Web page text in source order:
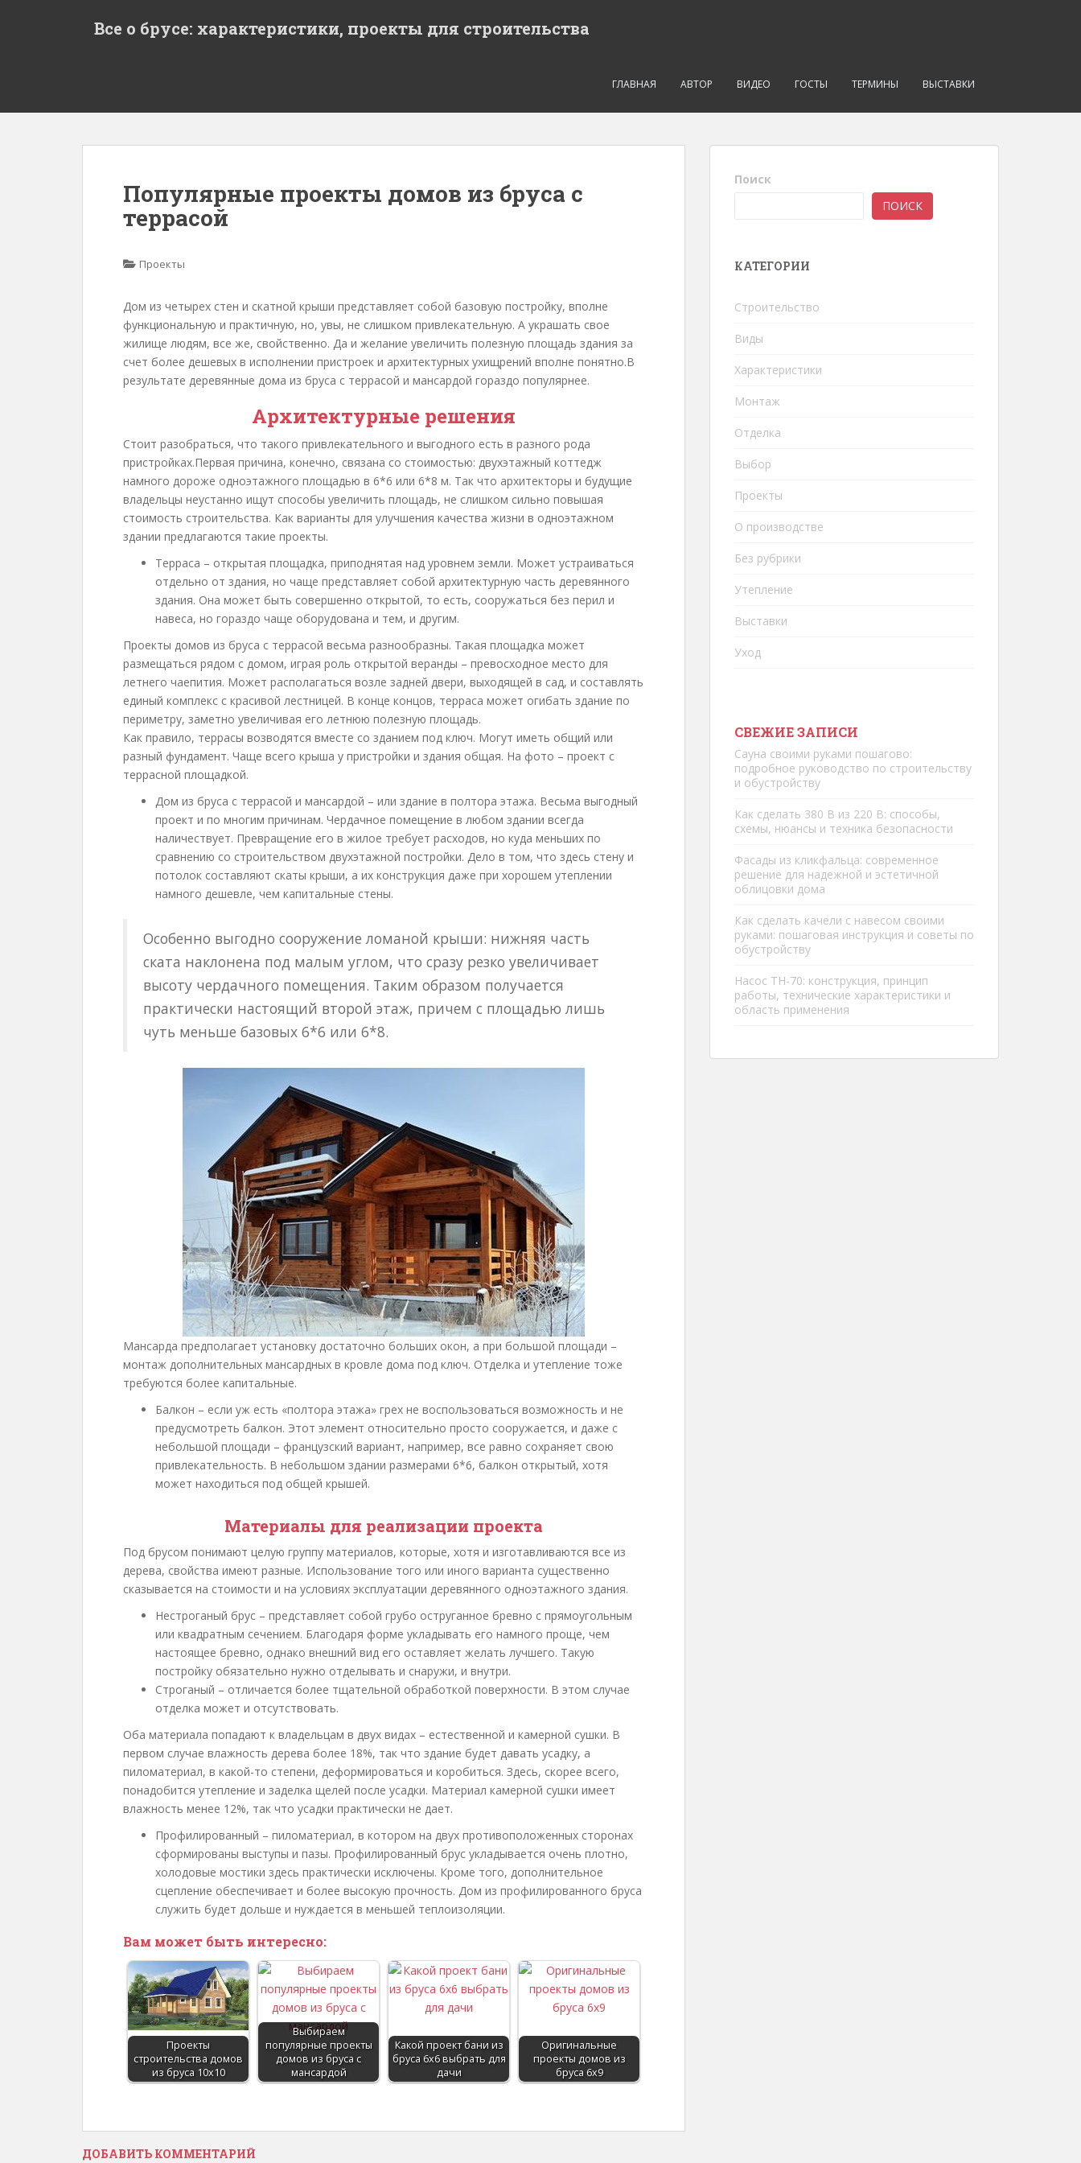
Все о брусе: характеристики, проекты для строительства
ГЛАВНАЯ АВТОР ВИДЕО ГОСТЫ ТЕРМИНЫ ВЫСТАВКИ
Популярные проекты домов из бруса с
террасой
Проекты
Дом из четырех стен и скатной крыши представляет собой базовую постройку, вполне
функциональную и практичную, но, увы, не слишком привлекательную. А украшать свое
жилище людям, все же, свойственно. Да и желание увеличить полезную площадь здания за
счет более дешевых в исполнении пристроек и архитектурных ухищрений вполне понятно.В
результате деревянные дома из бруса с террасой и мансардой гораздо популярнее.
Архитектурные решения
Стоит разобраться, что такого привлекательного и выгодного есть в разного рода
пристройках.Первая причина, конечно, связана со стоимостью: двухэтажный коттедж
намного дороже одноэтажного площадью в 6*6 или 6*8 м. Так что архитекторы и будущие
владельцы неустанно ищут способы увеличить площадь, не слишком сильно повышая
стоимость строительства. Как варианты для улучшения качества жизни в одноэтажном
здании предлагаются такие проекты.
Терраса – открытая площадка, приподнятая над уровнем земли. Может устраиваться
отдельно от здания, но чаще представляет собой архитектурную часть деревянного
здания. Она может быть совершенно открытой, то есть, сооружаться без перил и
навеса, но гораздо чаще оборудована и тем, и другим.
Проекты домов из бруса с террасой весьма разнообразны. Такая площадка может
размещаться рядом с домом, играя роль открытой веранды – превосходное место для
летнего чаепития. Может располагаться возле задней двери, выходящей в сад, и составлять
единый комплекс с красивой лестницей. В конце концов, терраса может огибать здание по
периметру, заметно увеличивая его летнюю полезную площадь.
Как правило, террасы возводятся вместе со зданием под ключ. Могут иметь общий или
разный фундамент. Чаще всего крыша у пристройки и здания общая. На фото – проект с
террасной площадкой.
Дом из бруса с террасой и мансардой – или здание в полтора этажа. Весьма выгодный
проект и по многим причинам. Чердачное помещение в любом здании всегда
наличествует. Превращение его в жилое требует расходов, но куда меньших по
сравнению со строительством двухэтажной постройки. Дело в том, что здесь стену и
потолок составляют скаты крыши, а их конструкция даже при хорошем утеплении
намного дешевле, чем капитальные стены.
Особенно выгодно сооружение ломаной крыши: нижняя часть
ската наклонена под малым углом, что сразу резко увеличивает
высоту чердачного помещения. Таким образом получается
практически настоящий второй этаж, причем с площадью лишь
чуть меньше базовых 6*6 или 6*8.
Мансарда предполагает установку достаточно больших окон, а при большой площади –
монтаж дополнительных мансардных в кровле дома под ключ. Отделка и утепление тоже
требуются более капитальные.
Балкон – если уж есть «полтора этажа» грех не воспользоваться возможность и не
предусмотреть балкон. Этот элемент относительно просто сооружается, и даже с
небольшой площади – французский вариант, например, все равно сохраняет свою
привлекательность. В небольшом здании размерами 6*6, балкон открытый, хотя
может находиться под общей крышей.
Материалы для реализации проекта
Под брусом понимают целую группу материалов, которые, хотя и изготавливаются все из
дерева, свойства имеют разные. Использование того или иного варианта существенно
сказывается на стоимости и на условиях эксплуатации деревянного одноэтажного здания.
Нестроганый брус – представляет собой грубо оструганное бревно с прямоугольным
или квадратным сечением. Благодаря форме укладывать его намного проще, чем
настоящее бревно, однако внешний вид его оставляет желать лучшего. Такую
постройку обязательно нужно отделывать и снаружи, и внутри.
Строганый – отличается более тщательной обработкой поверхности. В этом случае
отделка может и отсутствовать.
Оба материала попадают к владельцам в двух видах – естественной и камерной сушки. В
первом случае влажность дерева более 18%, так что здание будет давать усадку, а
пиломатериал, в какой-то степени, деформироваться и коробиться. Здесь, скорее всего,
понадобится утепление и заделка щелей после усадки. Материал камерной сушки имеет
влажность менее 12%, так что усадки практически не дает.
Профилированный – пиломатериал, в котором на двух противоположенных сторонах
сформированы выступы и пазы. Профилированный брус укладывается очень плотно,
холодовые мостики здесь практически исключены. Кроме того, дополнительное
сцепление обеспечивает и более высокую прочность. Дом из профилированного бруса
служить будет дольше и нуждается в меньшей теплоизоляции.
Вам может быть интересно:
Проекты
строительства домов
из бруса 10х10
Выбираем
популярные проекты
домов из бруса с
мансардой
Какой проект бани из
бруса 6х6 выбрать для
дачи
Оригинальные
проекты домов из
бруса 6х9
ДОБАВИТЬ КОММЕНТАРИЙ
Поиск
ПОИСК
КАТЕГОРИИ
Строительство
Виды
Характеристики
Монтаж
Отделка
Выбор
Проекты
О производстве
Без рубрики
Утепление
Выставки
Уход
СВЕЖИЕ ЗАПИСИ
Сауна своими руками пошагово:
подробное руководство по строительству
и обустройству
Как сделать 380 В из 220 В: способы,
схемы, нюансы и техника безопасности
Фасады из кликфальца: современное
решение для надежной и эстетичной
облицовки дома
Как сделать качели с навесом своими
руками: пошаговая инструкция и советы по
обустройству
Насос ТН-70: конструкция, принцип
работы, технические характеристики и
область применения